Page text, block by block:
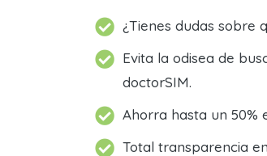
¿Tienes dudas sobre
Evita la odisea de
doctorSIM.
Ahorra hasta un 50%
Total transparencia